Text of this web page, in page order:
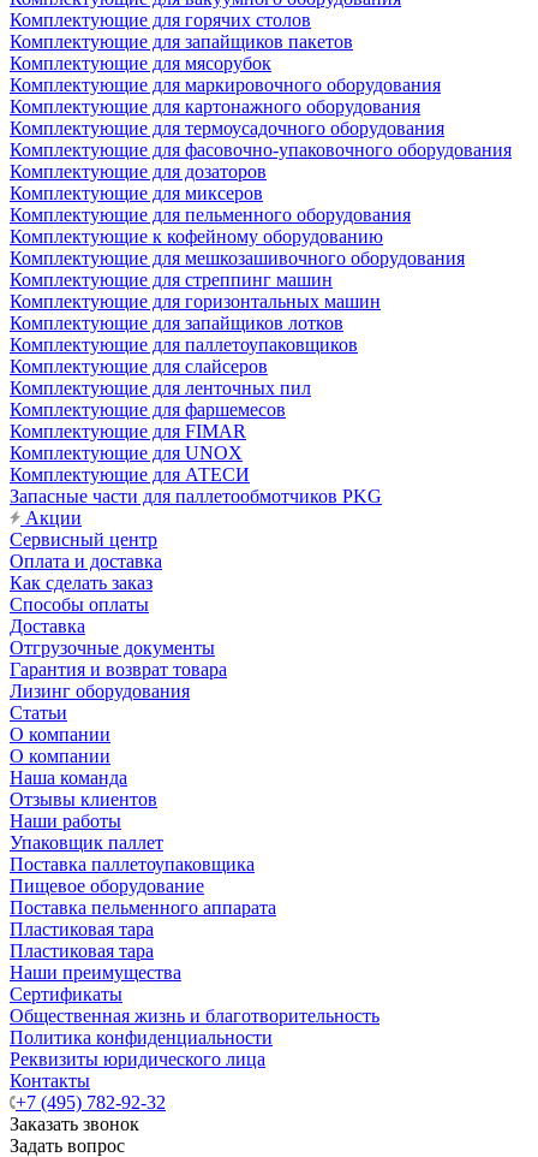
Комплектующие для горячих столов
Комплектующие для запайщиков пакетов
Комплектующие для мясорубок
Комплектующие для маркировочного оборудования
Комплектующие для картонажного оборудования
Комплектующие для термоусадочного оборудования
Комплектующие для фасовочно-упаковочного оборудования
Комплектующие для дозаторов
Комплектующие для миксеров
Комплектующие для пельменного оборудования
Комплектующие к кофейному оборудованию
Комплектующие для мешкозашивочного оборудования
Комплектующие для стреппинг машин
Комплектующие для горизонтальных машин
Комплектующие для запайщиков лотков
Комплектующие для паллетоупаковщиков
Комплектующие для слайсеров
Комплектующие для ленточных пил
Комплектующие для фаршемесов
Комплектующие для FIMAR
Комплектующие для UNOX
Комплектующие для АТЕСИ
Запасные части для паллетообмотчиков PKG
Акции
Сервисный центр
Оплата и доставка
Как сделать заказ
Способы оплаты
Доставка
Отгрузочные документы
Гарантия и возврат товара
Лизинг оборудования
Статьи
О компании
О компании
Наша команда
Отзывы клиентов
Наши работы
Упаковщик паллет
Поставка паллетоупаковщика
Пищевое оборудование
Поставка пельменного аппарата
Пластиковая тара
Пластиковая тара
Наши преимущества
Сертификаты
Общественная жизнь и благотворительность
Политика конфиденциальности
Реквизиты юридического лица
Контакты
+7 (495) 782-92-32
Заказать звонок
Задать вопрос